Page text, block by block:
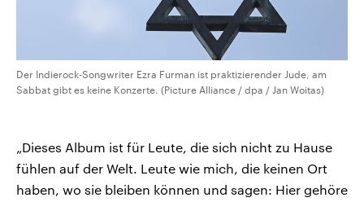
Der Indierock-Songwriter Ezra Furman ist praktizierender Jude, am
Sabbat gibt es keine Konzerte. (Picture Alliance / dpa / Jan Woitas)
„Dieses Album ist für Leute, die sich nicht zu Hause
fühlen auf der Welt. Leute wie mich, die keinen Ort
haben, wo sie bleiben können und sagen: Hier gehöre